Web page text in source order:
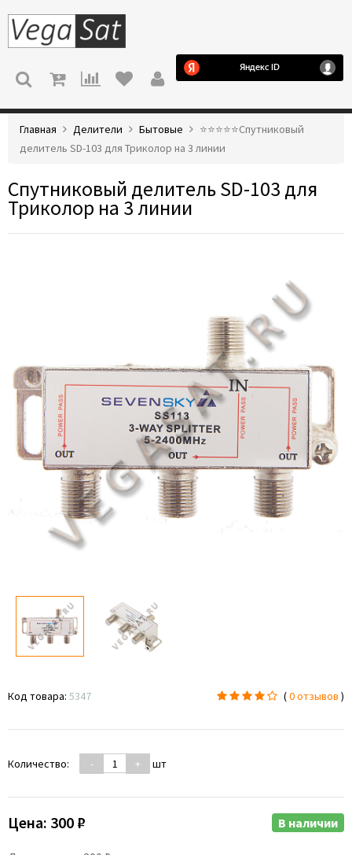
МЕНЮ
Главная Делители Бытовые
⭐️⭐️⭐️⭐️⭐️Спутниковый
делитель SD-103 для Триколор на 3 линии
Спутниковый делитель SD-103 для
Триколор на 3 линии
Код товара: 5347 (0 отзывов )
Количество: - + шт
Цена: 300 ₽ В наличии